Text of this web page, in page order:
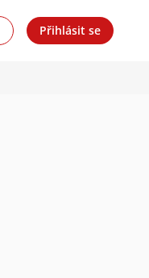
Přihlásit se